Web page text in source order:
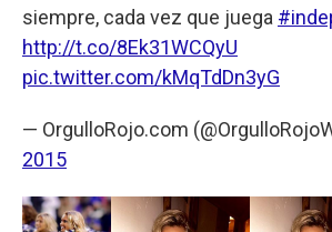
siempre, cada vez que juega
http://t.co/8Ek31WCQyU
pic.twitter.com/kMqTdDn3yG
— OrgulloRojo.com
2015